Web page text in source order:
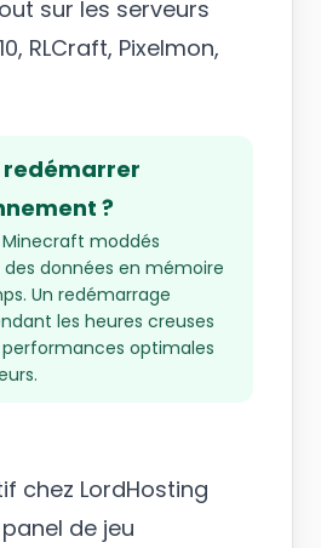
sur les serveurs
RLCraft, Pixelmon,
redémarrer
?
Minecraft moddés
données en mémoire
Un redémarrage
les heures creuses
optimales
chez LordHosting
de jeu